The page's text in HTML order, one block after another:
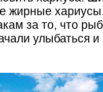
жирные
за то, что
улыбаться